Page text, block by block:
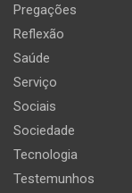
Pregações
Reflexão
Saúde
Serviço
Sociais
Sociedade
Tecnologia
Testemunhos